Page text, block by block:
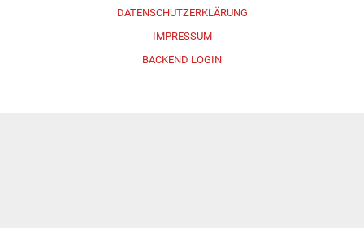
DATENSCHUTZERKLÄRUNG
IMPRESSUM
BACKEND LOGIN